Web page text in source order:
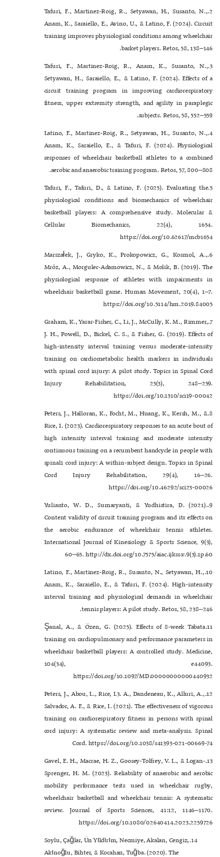
2.Tafuri, F., Martinez-Roig, R., Setyawan, H., Susanto, N.,
Anam, K., Saraiello, E., Avino, U., & Latino, F. (2024). Circuit
training improves physiological conditions among wheelchair
basket players. Retos, 58, 138–146.
3.Tafuri, F., Martinez-Roig, R., Anam, K., Susanto, N.,
Setyawan, H., Saraiello, E., & Latino, F. (2024). Effects of a
circuit training program in improving cardiorespiratory
fitness, upper extremity strength, and agility in paraplegic
subjects. Retos, 58, 552–559.
4.Latino, F., Martinez-Roig, R., Setyawan, H., Susanto, N.,
Anam, K., Saraiello, E., & Tafuri, F. (2024). Physiological
responses of wheelchair basketball athletes to a combined
aerobic and anaerobic training program. Retos, 57, 800–808.
5.Tafuri, F., Tafuri, D., & Latino, F. (2025). Evaluating the
physiological conditions and biomechanics of wheelchair
basketball players: A comprehensive study. Molecular &
Cellular Biomechanics, 22(4), 1654.
https://doi.org/10.62617/mcb1654
6.Marszałek, J., Gryko, K., Prokopowicz, G., Kosmol, A.,
Mróz, A., Morgulec-Adamowicz, N., & Molik, B. (2019). The
physiological response of athletes with impairments in
wheelchair basketball game. Human Movement, 20(4), 1–7.
https://doi.org/10.5114/hm.2019.84005
7.Graham, K., Yarar-Fisher, C., Li, J., McCully, K. M., Rimmer,
J. H., Powell, D., Bickel, C. S., & Fisher, G. (2019). Effects of
high-intensity interval training versus moderate-intensity
training on cardiometabolic health markers in individuals
with spinal cord injury: A pilot study. Topics in Spinal Cord
Injury Rehabilitation, 25(3), 248–259.
https://doi.org/10.1310/sci19-00042
8.Peters, J., Halloran, K., Focht, M., Huang, K., Kersh, M., &
Rice, I. (2023). Cardiorespiratory responses to an acute bout of
high intensity interval training and moderate intensity
continuous training on a recumbent handcycle in people with
spinal1 cord injury: A within-subject design. Topics in Spinal
Cord Injury Rehabilitation, 29(4), 16–26.
https://doi.org/10.46292/sci23-00026
9.Yulianto, W. D., Sumaryanti, & Yudhistira, D. (2021).
Content validity of circuit training program and its effects on
the aerobic endurance of wheelchair tennis athletes.
International Journal of Kinesiology & Sports Science, 9(3),
60–65. http://dx.doi.org/10.7575/aiac.ijkss.v.9(3).1p.60
10.Latino, F., Martinez-Roig, R., Susanto, N., Setyawan, H.,
Anam, K., Saraiello, E., & Tafuri, F. (2024). High-intensity
interval training and physiological demands in wheelchair
tennis players: A pilot study. Retos, 58, 238–246.
11.Şanal, A., & Özen, G. (2025). Effects of 8-week Tabata
training on cardiopulmonary and performance parameters in
wheelchair basketball players: A controlled study. Medicine,
104(34), e44093.
https://doi.org/10.1097/MD.00000000000440932
12.Peters, J., Abou, L., Rice, L3. A., Dandeneau, K., Alluri, A.,
Salvador, A. F., & Rice, I. (2021). The effectiveness of vigorous
training on cardiorespiratory fitness in persons with spinal
cord injury: A systematic review and meta-analysis. Spinal
Cord. https://doi.org/10.1038/s41393-021-00669-74
13.Gavel, E. H., Macrae, H. Z., Goosey-Tolfrey, V. L., & Logan-
Sprenger, H. M. (2023). Reliability of anaerobic and aerobic
mobility performance tests used in wheelchair rugby,
wheelchair basketball and wheelchair tennis: A systematic
review. Journal of Sports Sciences, 41:12, 1146–1170.
https://doi.org/10.1080/02640414.2023.2259726
14.Soylu, Çağlar, Ün Yıldırım, Necmiye, Akalan, Cengiz,
Akınoğlu, Bihter, & Kocahan, Tuğba. (2020). The